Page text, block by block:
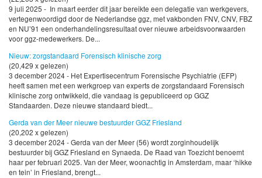
9 juli 2025 - In maart eerder dit jaar bereikte een delegatie van werkgevers,
vertegenwoordigd door de Nederlandse ggz, met vakbonden FNV, CNV, FBZ
en NU’91 een onderhandelingsresultaat over nieuwe arbeidsvoorwaarden
voor ggz-medewerkers. De...
Nieuw: zorgstandaard Forensisch klinische zorg
(20,429 x gelezen)
3 december 2024 - Het Expertisecentrum Forensische Psychiatrie (EFP)
heeft samen met een werkgroep van experts de zorgstandaard Forensisch
klinische zorg ontwikkeld, die vandaag is gepubliceerd op GGZ
Standaarden. Deze nieuwe standaard biedt...
Gerda van der Meer nieuwe bestuurder GGZ Friesland
(20,202 x gelezen)
3 december 2024 - Gerda van der Meer (56) wordt zorginhoudelijk
bestuurder bij GGZ Friesland en Synaeda. De Raad van Toezicht benoemt
haar per februari 2025. Van der Meer, woonachtig in Amsterdam, maar ‘hikke
en tein’ in Friesland, brengt...